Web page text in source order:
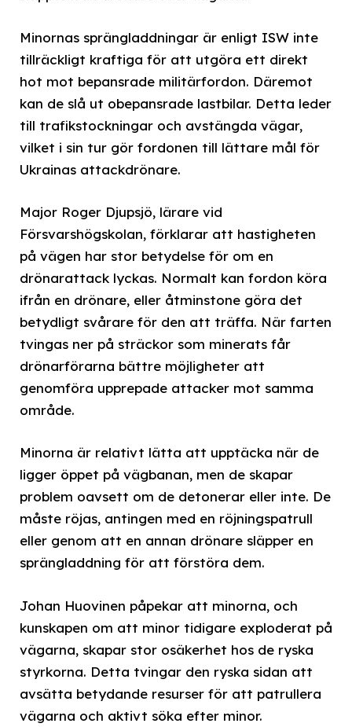
Minornas sprängladdningar är enligt ISW inte
tillräckligt kraftiga för att utgöra ett direkt
hot mot bepansrade militärfordon. Däremot
kan de slå ut obepansrade lastbilar. Detta leder
till trafikstockningar och avstängda vägar,
vilket i sin tur gör fordonen till lättare mål för
Ukrainas attackdrönare.
Major Roger Djupsjö, lärare vid
Försvarshögskolan, förklarar att hastigheten
på vägen har stor betydelse för om en
drönarattack lyckas. Normalt kan fordon köra
ifrån en drönare, eller åtminstone göra det
betydligt svårare för den att träffa. När farten
tvingas ner på sträckor som minerats får
drönarförarna bättre möjligheter att
genomföra upprepade attacker mot samma
område.
Minorna är relativt lätta att upptäcka när de
ligger öppet på vägbanan, men de skapar
problem oavsett om de detonerar eller inte. De
måste röjas, antingen med en röjningspatrull
eller genom att en annan drönare släpper en
sprängladdning för att förstöra dem.
Johan Huovinen påpekar att minorna, och
kunskapen om att minor tidigare exploderat på
vägarna, skapar stor osäkerhet hos de ryska
styrkorna. Detta tvingar den ryska sidan att
avsätta betydande resurser för att patrullera
vägarna och aktivt söka efter minor.